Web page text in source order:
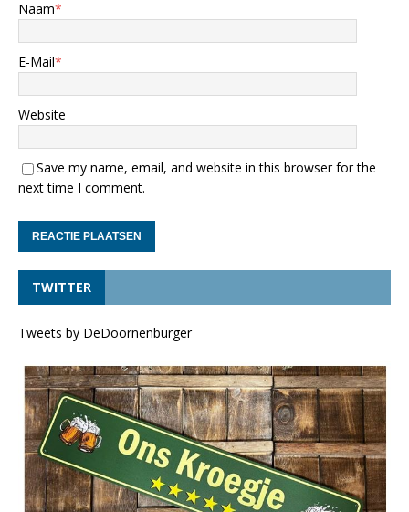
Naam*
E-Mail*
Website
Save my name, email, and website in this browser for the
next time I comment.
TWITTER
Tweets by DeDoornenburger